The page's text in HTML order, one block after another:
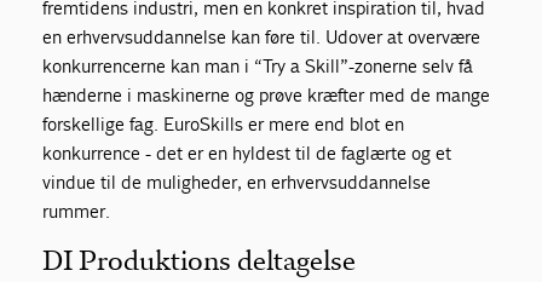
fremtidens industri, men en konkret inspiration til, hvad
en erhvervsuddannelse kan føre til. Udover at overvære
konkurrencerne kan man i “Try a Skill”-zonerne selv få
hænderne i maskinerne og prøve kræfter med de mange
forskellige fag. EuroSkills er mere end blot en
konkurrence - det er en hyldest til de faglærte og et
vindue til de muligheder, en erhvervsuddannelse
rummer.
DI Produktions deltagelse